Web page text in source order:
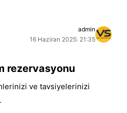
admin
16 Haziran 2025: 21:35
rezervasyonu
ve tavsiyelerinizi